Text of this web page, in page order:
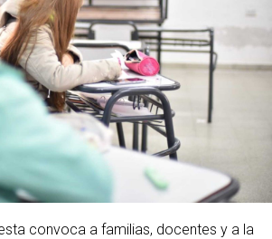
convoca a familias, docentes y a la